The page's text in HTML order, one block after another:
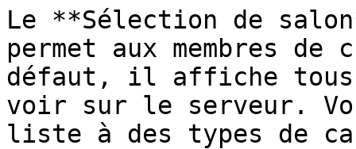
Le **Sélection de
permet aux membres
défaut, il affiche tous
voir sur le serveur.
liste à des types de